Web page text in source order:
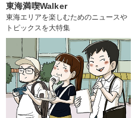
東海満喫Walker
東海エリアを楽しむためのニュースや
トピックスを大特集